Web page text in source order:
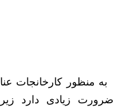
به منظور کارخانجات
ضرورت زیادی دارد